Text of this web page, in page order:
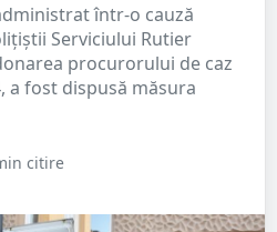
într-o cauză
Serviciului Rutier
procurorului de caz
a fost dispusă măsura
citire